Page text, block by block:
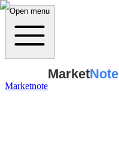
Open menu
Marketnote
MarketNote